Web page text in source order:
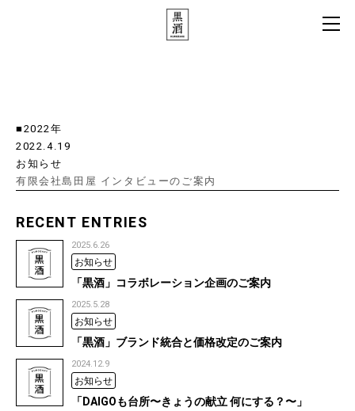
お知らせ一覧
■2022年
2022.4.19
お知らせ
有限会社島田屋 インタビューのご案内
RECENT ENTRIES
2025.6.26
お知らせ
「黒酒」コラボレーション企画のご案内
2025.5.28
お知らせ
「黒酒」ブランド統合と価格改定のご案内
2024.12.9
お知らせ
「DAIGOも台所〜きょうの献立 何にする？〜」